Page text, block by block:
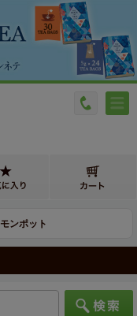
モンポット